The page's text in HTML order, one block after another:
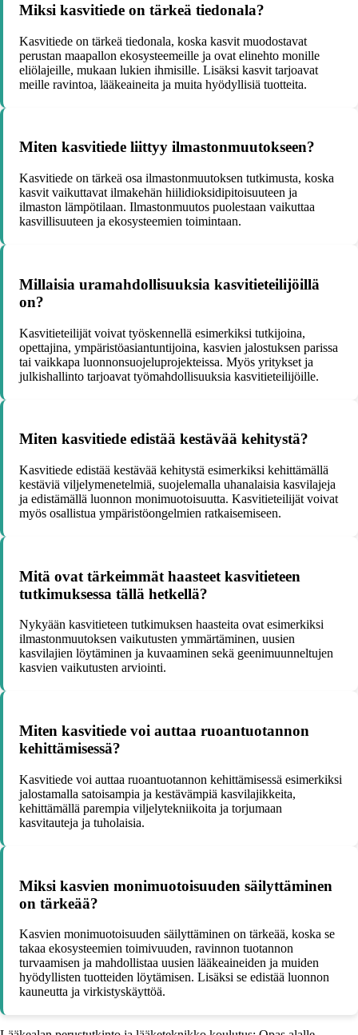
Miksi kasvitiede on tärkeä tiedonala?
Kasvitiede on tärkeä tiedonala, koska kasvit muodostavat
perustan maapallon ekosysteemeille ja ovat elinehto monille
eliölajeille, mukaan lukien ihmisille. Lisäksi kasvit tarjoavat
meille ravintoa, lääkeaineita ja muita hyödyllisiä tuotteita.
Miten kasvitiede liittyy ilmastonmuutokseen?
Kasvitiede on tärkeä osa ilmastonmuutoksen tutkimusta, koska
kasvit vaikuttavat ilmakehän hiilidioksidipitoisuuteen ja
ilmaston lämpötilaan. Ilmastonmuutos puolestaan vaikuttaa
kasvillisuuteen ja ekosysteemien toimintaan.
Millaisia uramahdollisuuksia kasvitieteilijöillä
on?
Kasvitieteilijät voivat työskennellä esimerkiksi tutkijoina,
opettajina, ympäristöasiantuntijoina, kasvien jalostuksen parissa
tai vaikkapa luonnonsuojeluprojekteissa. Myös yritykset ja
julkishallinto tarjoavat työmahdollisuuksia kasvitieteilijöille.
Miten kasvitiede edistää kestävää kehitystä?
Kasvitiede edistää kestävää kehitystä esimerkiksi kehittämällä
kestäviä viljelymenetelmiä, suojelemalla uhanalaisia kasvilajeja
ja edistämällä luonnon monimuotoisuutta. Kasvitieteilijät voivat
myös osallistua ympäristöongelmien ratkaisemiseen.
Mitä ovat tärkeimmät haasteet kasvitieteen
tutkimuksessa tällä hetkellä?
Nykyään kasvitieteen tutkimuksen haasteita ovat esimerkiksi
ilmastonmuutoksen vaikutusten ymmärtäminen, uusien
kasvilajien löytäminen ja kuvaaminen sekä geenimuunneltujen
kasvien vaikutusten arviointi.
Miten kasvitiede voi auttaa ruoantuotannon
kehittämisessä?
Kasvitiede voi auttaa ruoantuotannon kehittämisessä esimerkiksi
jalostamalla satoisampia ja kestävämpiä kasvilajikkeita,
kehittämällä parempia viljelytekniikoita ja torjumaan
kasvitauteja ja tuholaisia.
Miksi kasvien monimuotoisuuden säilyttäminen
on tärkeää?
Kasvien monimuotoisuuden säilyttäminen on tärkeää, koska se
takaa ekosysteemien toimivuuden, ravinnon tuotannon
turvaamisen ja mahdollistaa uusien lääkeaineiden ja muiden
hyödyllisten tuotteiden löytämisen. Lisäksi se edistää luonnon
kauneutta ja virkistyskäyttöä.